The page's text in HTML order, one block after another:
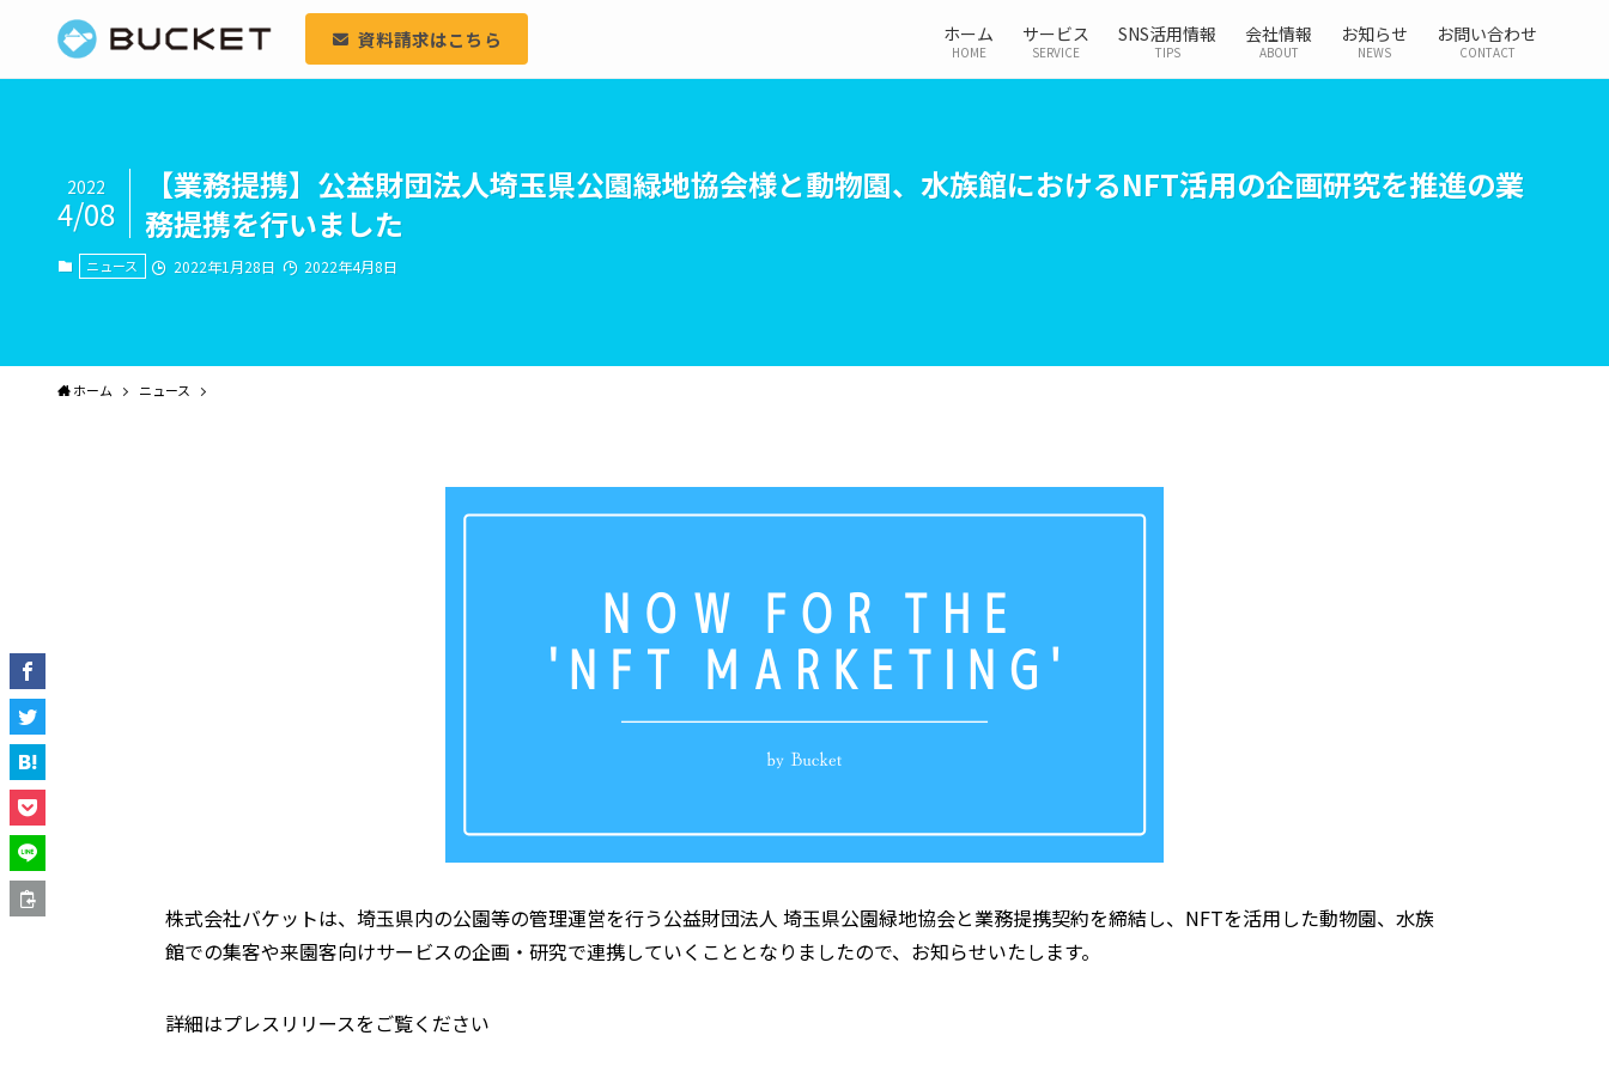
ホーム
HOME
サービス
SERVICE
SNS活用情報
TIPS
会社情報
ABOUT
お知らせ
NEWS
お問い合わせ
CONTACT
資料請求はこちら
【業務提携】公益財団法人埼玉県公園緑地協会様と動物園、水族館におけるNFT活用の企画研究を推進の業
務提携を行いました
2022
4/08
ニュース 2022年1月28日 2022年4月8日
ホーム ニュース
株式会社バケットは、埼玉県内の公園等の管理運営を行う公益財団法人 埼玉県公園緑地協会と業務提携契約を締結し、NFTを活用した動物園、水族
館での集客や来園客向けサービスの企画・研究で連携していくこととなりましたので、お知らせいたします。
詳細はプレスリリースをご覧ください